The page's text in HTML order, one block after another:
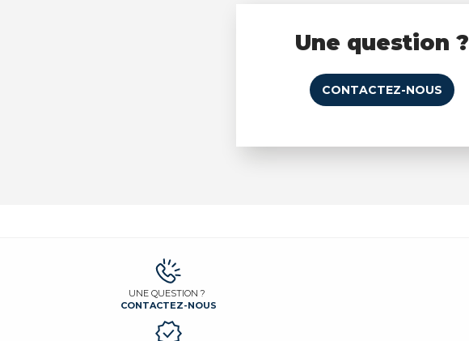
Une question ?
CONTACTEZ-NOUS
UNE QUESTION ?
CONTACTEZ-NOUS